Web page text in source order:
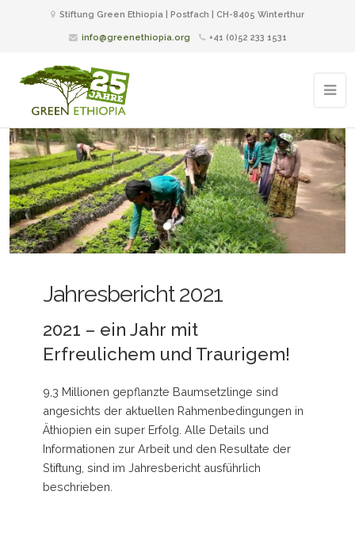
Stiftung Green Ethiopia | Postfach | CH-8405 Winterthur
info@greenethiopia.org +41 (0)52 233 1531
Jahresbericht 2021
2021 – ein Jahr mit
Erfreulichem und Traurigem!
9,3 Millionen gepflanzte Baumsetzlinge sind
angesichts der aktuellen Rahmenbedingungen in
Äthiopien ein super Erfolg. Alle Details und
Informationen zur Arbeit und den Resultate der
Stiftung, sind im Jahresbericht ausführlich
beschrieben.